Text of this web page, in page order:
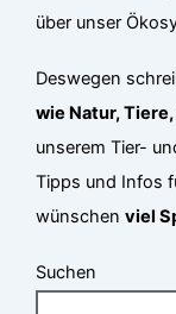
über unser
Deswegen
wie Natur,
unserem Tier-
Tipps und Infos
wünschenviel
Suchen